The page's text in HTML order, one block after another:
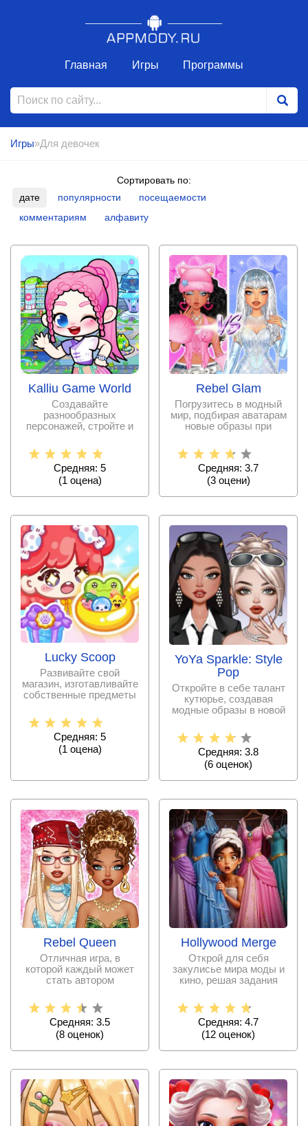
Главная Игры Программы
Игры»Для девочек
Сортировать по:
дате
популярности
посещаемости
комментариям
алфавиту
Kalliu Game World
Создавайте
разнообразных
персонажей, стройте и
исследуйте
Средняя: 5
(1 оценa)
Rebel Glam
Погрузитесь в модный
мир, подбирая аватарам
новые образы при
Средняя: 3.7
(3оцени)
Lucky Scoop
Развивайте свой
магазин, изготавливайте
собственные предметы
продажи
Средняя: 5
(1 оценa)
YoYa Sparkle: Style
Pop
Откройте в себе талант
кутюрье, создавая
модные образы в новой
Средняя: 3.8
(6 оценок)
Rebel Queen
Отличная игра, в
которой каждый может
стать автором
уникального стиля в
Средняя: 3.5
(8 оценок)
Hollywood Merge
Открой для себя
закулисье мира моды и
кино, решая задания
Средняя: 4.7
(12 оценок)